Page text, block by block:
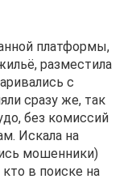
платформы,
разместила
с
сразу же, так
без комиссий
Искала на
мошенники)
в поиске на